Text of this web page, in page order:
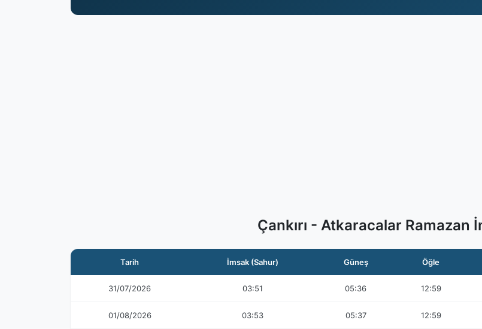
Çankırı - Atkaracalar Ramazan
Tarih İmsak (Sahur) Güneş Öğle
31/07/2026 03:51 05:36 12:59
01/08/2026 03:53 05:37 12:59